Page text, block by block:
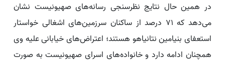
در همین حال نتایج نظرسنجی رسانه‌های صهیونیست نشان
می‌دهد که ۷۱ درصد از ساکنان سرزمین‌های اشغالی خواستار
استعفای بنیامین نتانیاهو هستند؛ اعتراض‌های خیابانی علیه وی
همچنان ادامه دارد و خانواده‌های اسرای صهیونیست به صورت